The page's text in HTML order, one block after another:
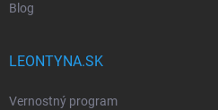
Blog
LEONTYNA.SK
Vernostný program